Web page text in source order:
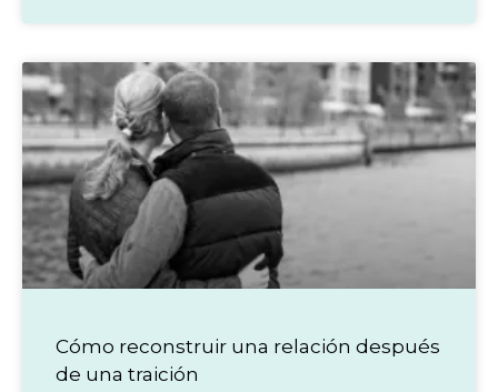
Cómo reconstruir una relación después
de una traición